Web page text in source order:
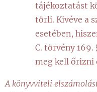
tájékoztatást
törli. Kivéve a
esetében,
C. törvény
meg kell őrizni
A könyvviteli